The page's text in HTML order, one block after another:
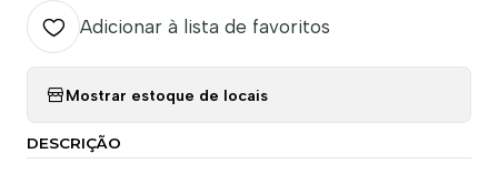
Adicionar à lista de favoritos
Mostrar estoque de locais
DESCRIÇÃO